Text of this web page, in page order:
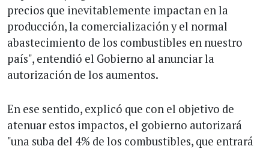
precios que inevitablemente impactan en la
producción, la comercialización y el normal
abastecimiento de los combustibles en nuestro
país", entendió el Gobierno al anunciar la
autorización de los aumentos.
En ese sentido, explicó que con el objetivo de
atenuar estos impactos, el gobierno autorizará
"una suba del 4% de los combustibles, que entrará